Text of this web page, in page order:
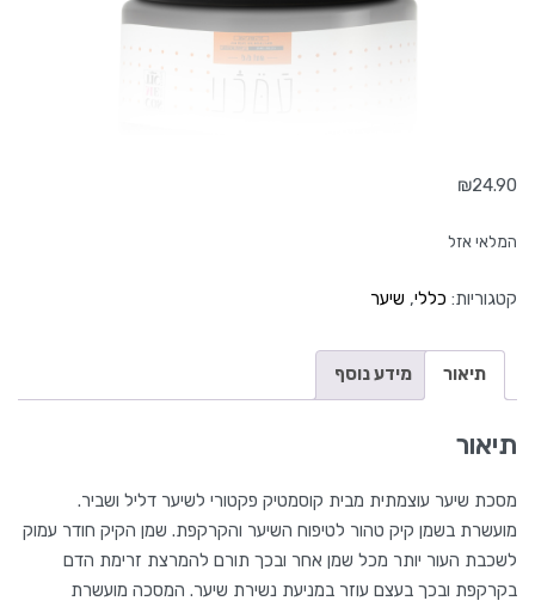
₪24.90
המלאי אזל
קטגוריות: כללי, שיער
תיאור מידע נוסף
תיאור
מסכת שיער עוצמתית מבית קוסמטיק פקטורי לשיער דליל ושביר.
מועשרת בשמן קיק טהור לטיפוח השיער והקרקפת. שמן הקיק חודר עמוק
לשכבת העור יותר מכל שמן אחר ובכך תורם להמרצת זרימת הדם
בקרקפת ובכך בעצם עוזר במניעת נשירת שיער. המסכה מועשרת